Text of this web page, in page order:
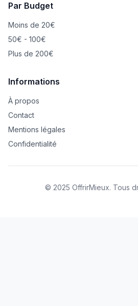
Par Budget
Moins de 20€
50€ - 100€
Plus de 200€
Informations
À propos
Contact
Mentions légales
Confidentialité
© 2025 OffrirMieux. Tous